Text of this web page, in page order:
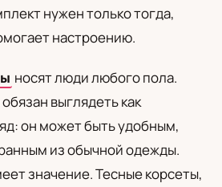
нужен только тогда,
настроению.
носят люди любого пола.
выглядеть как
он может быть удобным,
из обычной одежды.
значение. Тесные корсеты,